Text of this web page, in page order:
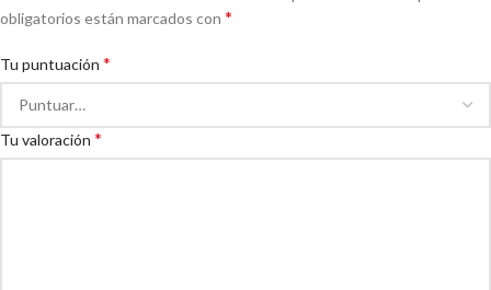
obligatorios están marcados con *
Tu puntuación *
Tu valoración *